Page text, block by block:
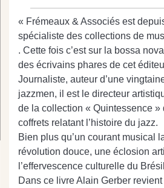
« Frémeaux & Associés est
spécialiste des collections de
. Cette fois c’est sur la bossa
des écrivains phares de cet
Journaliste, auteur d’une
jazzmen, il est le directeur
de la collection « Quintessence »
coffrets relatant l’histoire du jazz.
Bien plus qu’un courant musical
révolution douce, une éclosion
l’effervescence culturelle du
Dans ce livre Alain Gerber